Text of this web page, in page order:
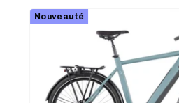
Nouveauté